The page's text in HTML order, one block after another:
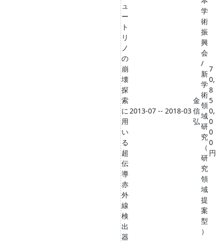
ュ
ー
ト
リ
ノ
の
崩
壊
探
索
に
用
い
る
超
伝
導
赤
外
線
検
出
器
2013-07 -- 2018-03
金
信
弘
学
術
振
興
会
/
新
学
術
領
域
研
究
（
研
究
領
域
提
案
型
）
7
0,
8
5
0,
0
0
0
円